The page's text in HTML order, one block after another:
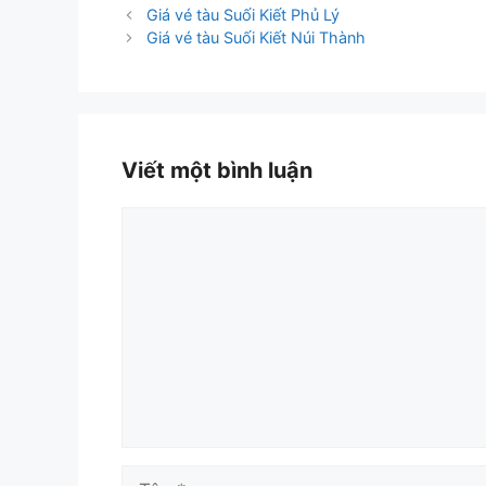
mục
Giá vé tàu Suối Kiết Phủ Lý
Giá vé tàu Suối Kiết Núi Thành
Viết một bình luận
Tên